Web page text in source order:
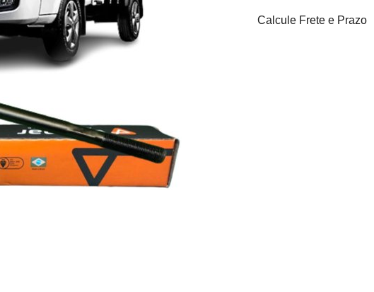
Calcule Frete e Prazo